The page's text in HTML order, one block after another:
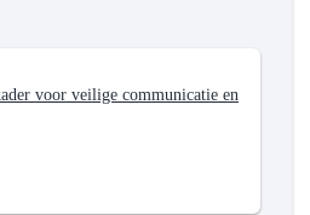
voor veilige communicatie en